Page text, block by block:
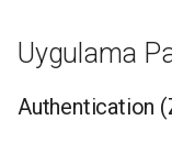
Uygulama
Authentication